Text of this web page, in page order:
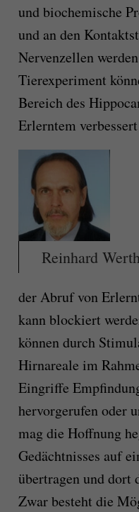
und biochemische
und an den
Nervenzellen
Tierexperiment
Bereich des
Erlerntem
Reinhard
der Abruf von
kann blockiert
können durch
Hirnareale im
Eingriffe
hervorgerufen oder
mag die Hoffnung
Gedächtnisses auf
übertragen und dort
Zwar besteht die